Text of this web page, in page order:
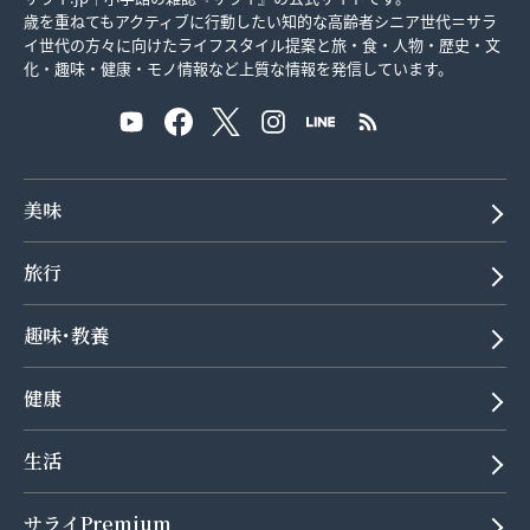
歳を重ねてもアクティブに行動したい知的な高齢者シニア世代＝サラ
イ世代の方々に向けたライフスタイル提案と旅・食・人物・歴史・文
化・趣味・健康・モノ情報など上質な情報を発信しています。
美味
旅行
趣味･教養
健康
生活
サライPremium